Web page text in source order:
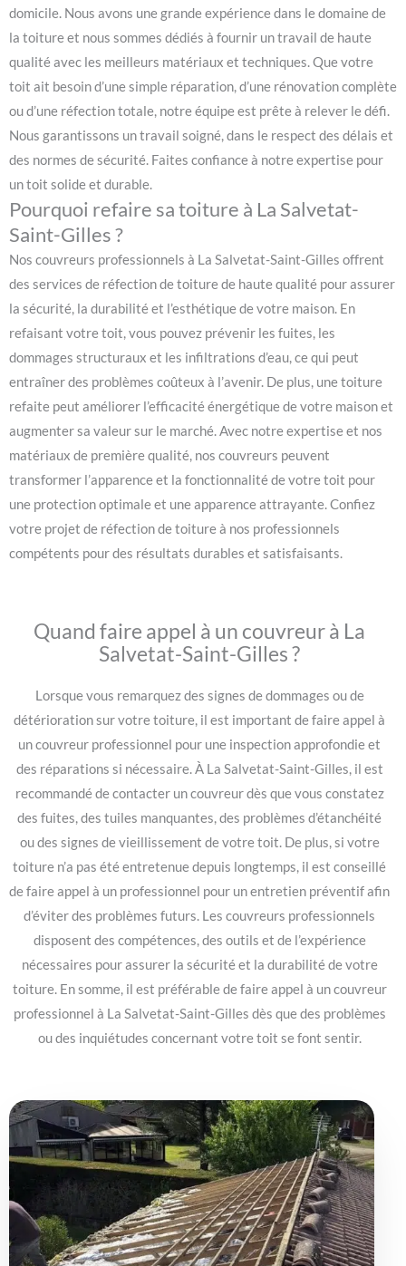
domicile. Nous avons une grande expérience dans le domaine de
la toiture et nous sommes dédiés à fournir un travail de haute
qualité avec les meilleurs matériaux et techniques. Que votre
toit ait besoin d’une simple réparation, d’une rénovation complète
ou d’une réfection totale, notre équipe est prête à relever le défi.
Nous garantissons un travail soigné, dans le respect des délais et
des normes de sécurité. Faites confiance à notre expertise pour
un toit solide et durable.
Pourquoi refaire sa toiture à La Salvetat-
Saint-Gilles ?
Nos couvreurs professionnels à La Salvetat-Saint-Gilles offrent
des services de réfection de toiture de haute qualité pour assurer
la sécurité, la durabilité et l’esthétique de votre maison. En
refaisant votre toit, vous pouvez prévenir les fuites, les
dommages structuraux et les infiltrations d’eau, ce qui peut
entraîner des problèmes coûteux à l’avenir. De plus, une toiture
refaite peut améliorer l’efficacité énergétique de votre maison et
augmenter sa valeur sur le marché. Avec notre expertise et nos
matériaux de première qualité, nos couvreurs peuvent
transformer l’apparence et la fonctionnalité de votre toit pour
une protection optimale et une apparence attrayante. Confiez
votre projet de réfection de toiture à nos professionnels
compétents pour des résultats durables et satisfaisants.
Quand faire appel à un couvreur à La
Salvetat-Saint-Gilles ?
Lorsque vous remarquez des signes de dommages ou de
détérioration sur votre toiture, il est important de faire appel à
un couvreur professionnel pour une inspection approfondie et
des réparations si nécessaire. À La Salvetat-Saint-Gilles, il est
recommandé de contacter un couvreur dès que vous constatez
des fuites, des tuiles manquantes, des problèmes d’étanchéité
ou des signes de vieillissement de votre toit. De plus, si votre
toiture n’a pas été entretenue depuis longtemps, il est conseillé
de faire appel à un professionnel pour un entretien préventif afin
d’éviter des problèmes futurs. Les couvreurs professionnels
disposent des compétences, des outils et de l’expérience
nécessaires pour assurer la sécurité et la durabilité de votre
toiture. En somme, il est préférable de faire appel à un couvreur
professionnel à La Salvetat-Saint-Gilles dès que des problèmes
ou des inquiétudes concernant votre toit se font sentir.